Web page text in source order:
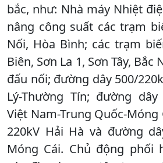
bắc, như: Nhà máy Nhiệt
nâng công suất các trạm
Nối, Hòa Bình; các trạm
Biên, Sơn La 1, Sơn Tây, Bắc
đấu nối; đường dây 500/
Lý-Thường Tín; đường
Việt Nam-Trung Quốc-
220kV Hải Hà và đường
Móng Cái. Chủ động phối